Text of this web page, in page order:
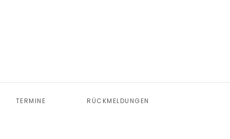
TERMINE RÜCKMELDUNGEN